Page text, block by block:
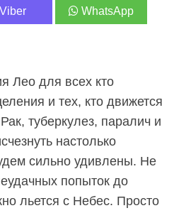
WhatsApp
Лео для всех кто
и тех, кто движется
туберкулез, паралич и
настолько
сильно удивлены. Не
попыток до
льется с Небес. Просто